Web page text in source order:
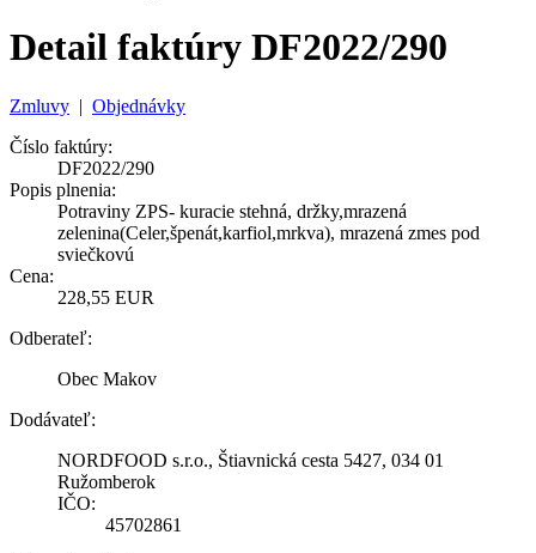
Detail faktúry DF2022/290
Zmluvy | Objednávky
Číslo faktúry:
DF2022/290
Popis plnenia:
Potraviny ZPS- kuracie stehná, držky,mrazená
zelenina(Celer,špenát,karfiol,mrkva), mrazená zmes pod
sviečkovú
Cena:
228,55 EUR
Odberateľ:
Obec Makov
Dodávateľ:
NORDFOOD s.r.o., Štiavnická cesta 5427, 034 01
Ružomberok
IČO:
45702861